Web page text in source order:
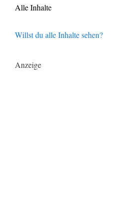
Alle Inhalte
Willst du alle Inhalte sehen?
Anzeige